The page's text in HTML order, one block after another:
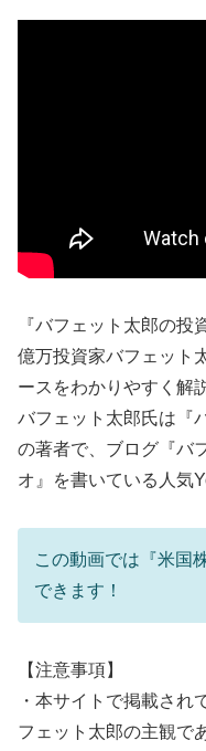
『バフェット太郎の
億万投資家バフェット
ースをわかりやすく解
バフェット太郎氏は『
の著者で、ブログ『バ
オ』を書いている人気
この動画では『米国
できます！
【注意事項】
・本サイトで掲載され
フェット太郎の主観で